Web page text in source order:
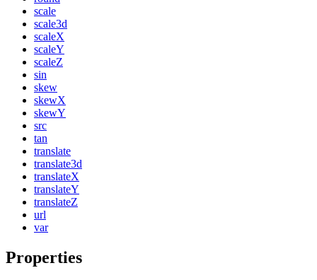
scale
scale3d
scaleX
scaleY
scaleZ
sin
skew
skewX
skewY
src
tan
translate
translate3d
translateX
translateY
translateZ
url
var
Properties